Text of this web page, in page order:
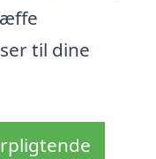
til dine